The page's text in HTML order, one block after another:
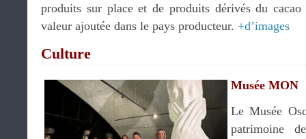
produits sur place et de produits dérivés du
valeur ajoutée dans le pays producteur. +d’images
Culture
Musée MON
Le Musée
patrimoine